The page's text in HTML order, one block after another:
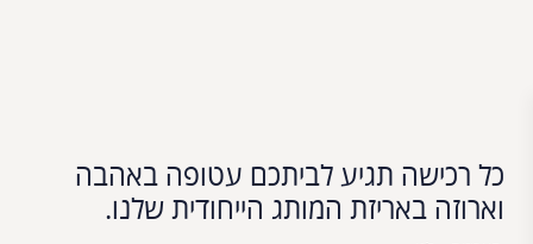
כל רכישה תגיע לביתכם עטופה באהבה
וארוזה באריזת המותג הייחודית שלנו.